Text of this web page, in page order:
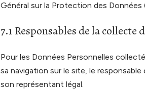
Général sur la Protection des Données
7.1 Responsables de la collecte
Pour les Données Personnelles
sa navigation sur le site, le
son représentant légal.